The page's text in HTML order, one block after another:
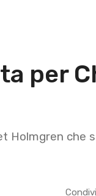
per
Holmgren